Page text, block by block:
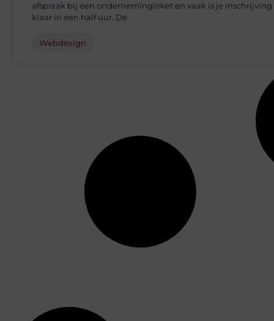
afspraak bij een ondernemingloket en vaak is je inschrijving
klaar in een half uur. De
Webdesign